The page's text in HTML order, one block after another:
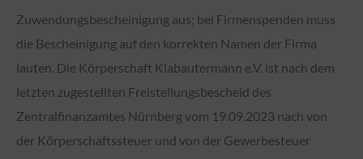
Zuwendungsbescheinigung aus; bei Firmenspenden muss
die Bescheinigung auf den korrekten Namen der Firma
lauten. Die Körperschaft Klabautermann e.V. ist nach dem
letzten zugestellten Freistellungsbescheid des
Zentralfinanzamtes Nürnberg vom 19.09.2023 nach von
der Körperschaftssteuer und von der Gewerbesteuer